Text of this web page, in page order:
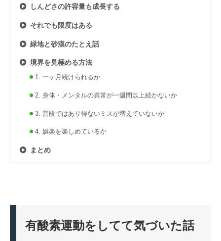
しんどさの許容量も成長する
それでも限度はある
緑地と砂漠のたとえ話
境界を見極める方法
1. 一ヶ月続けられるか
2. 身体・メンタルの異常が一週間以上続かないか
3. 普段ではあり得ないミスが増えていないか
4. 娯楽を楽しめているか
まとめ
有酸素運動をしてて気づいた話